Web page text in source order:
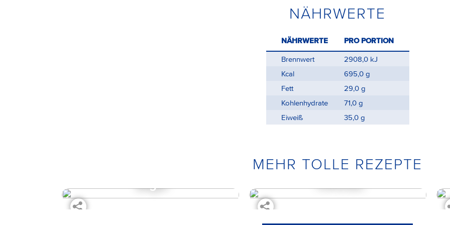
NÄHRWERTE
NÄHRWERTE PRO PORTION
Brennwert
2908,0 kJ
Kcal
695,0 g
Fett
29,0 g
Kohlenhydrate
71,0 g
Eiweiß
35,0 g
MEHR TOLLE REZEPTE
Mini-Pancake-